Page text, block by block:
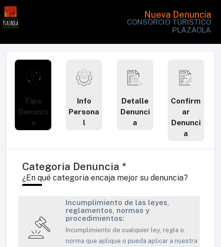
Nueva Denuncia
CONSORCIO TURISTICO
PLAZAOLA
Tipo
Denunci
a
Info
Persona
l
Detalle
Denunci
a
Confirm
ar
Denunci
a
Categoria Denuncia *
¿En qué categoria encaja mejor su denuncia?
Incumplimiento de las leyes,
reglamentos, normas y
procedimientos:
Incumplimiento de cualquier ley, regla o
norma que aplique o pueda aplicar a nuestra